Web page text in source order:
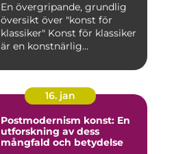
En övergripande, grundlig
översikt över "konst för
klassiker" Konst för klassiker
är en konstnärlig...
16. jan
Postmodernism konst: En
utforskning av dess
mångfald och betydelse